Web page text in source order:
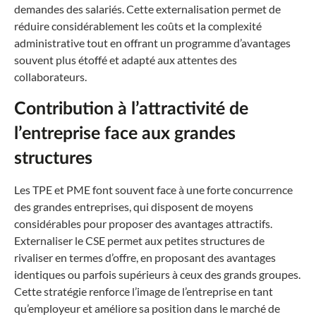
demandes des salariés. Cette externalisation permet de
réduire considérablement les coûts et la complexité
administrative tout en offrant un programme d’avantages
souvent plus étoffé et adapté aux attentes des
collaborateurs.
Contribution à l’attractivité de
l’entreprise face aux grandes
structures
Les TPE et PME font souvent face à une forte concurrence
des grandes entreprises, qui disposent de moyens
considérables pour proposer des avantages attractifs.
Externaliser le CSE permet aux petites structures de
rivaliser en termes d’offre, en proposant des avantages
identiques ou parfois supérieurs à ceux des grands groupes.
Cette stratégie renforce l’image de l’entreprise en tant
qu’employeur et améliore sa position dans le marché de